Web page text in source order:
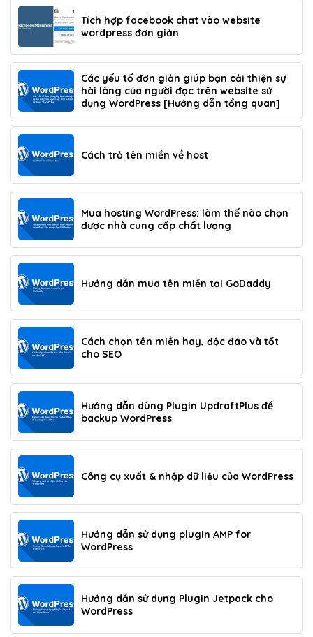
Tích hợp facebook chat vào website
wordpress đơn giản
Các yếu tố đơn giản giúp bạn cải thiện sự
hài lòng của người đọc trên website sử
dụng WordPress [Hướng dẫn tổng quan]
Cách trỏ tên miền về host
Mua hosting WordPress: làm thế nào chọn
được nhà cung cấp chất lượng
Hướng dẫn mua tên miền tại GoDaddy
Cách chọn tên miền hay, độc đáo và tốt
cho SEO
Hướng dẫn dùng Plugin UpdraftPlus để
backup WordPress
Công cụ xuất & nhập dữ liệu của WordPress
Hướng dẫn sử dụng plugin AMP for
WordPress
Hướng dẫn sử dụng Plugin Jetpack cho
WordPress